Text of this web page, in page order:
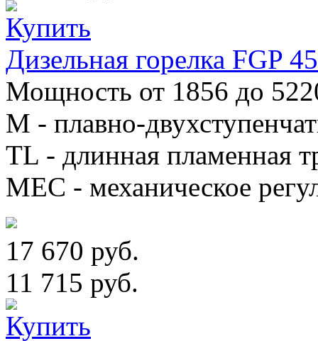
Дизельная горелка FGP
Мощность от 1856 до
М - плавно-
TL - длинная пламенная
MEC - механическое
17 670 руб.
11 715 руб.